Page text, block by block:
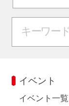
イベント
イベント一覧